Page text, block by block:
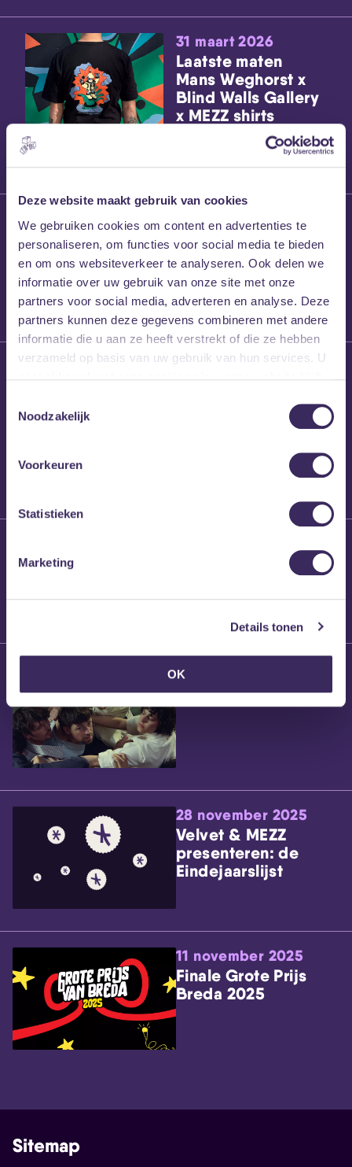
Deze website maakt gebruik van cookies
We gebruiken cookies om content en advertenties te
personaliseren, om functies voor social media te bieden
en om ons websiteverkeer te analyseren. Ook delen we
informatie over uw gebruik van onze site met onze
partners voor social media, adverteren en analyse. Deze
partners kunnen deze gegevens combineren met andere
informatie die u aan ze heeft verstrekt of die ze hebben
verzameld op basis van uw gebruik van hun services. U
Noodzakelijk
Voorkeuren
Statistieken
Marketing
Details tonen
OK
31 maart 2026
Laatste maten
Mans Weghorst x
Blind Walls Gallery
x MEZZ shirts
27 maart 2026
Willem’s Blog:
Frans Kalf
26 maart 2026
Brennt Vanneste
24 maart 2026
Willem’s Blog: Ão
28 november 2025
Velvet & MEZZ
presenteren: de
Eindejaarslijst
11 november 2025
Finale Grote Prijs
Breda 2025
Sitemap